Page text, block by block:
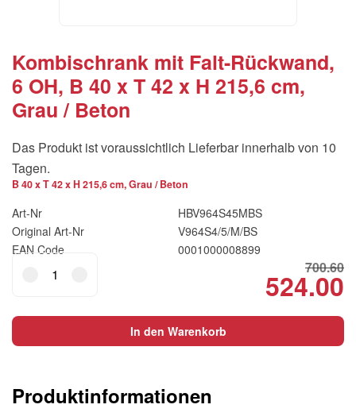
Kombischrank mit Falt-Rückwand,
6 OH, B 40 x T 42 x H 215,6 cm,
Grau / Beton
Das Produkt ist voraussichtlich Lieferbar innerhalb von 10
Tagen.
B 40 x T 42 x H 215,6 cm, Grau / Beton
Art-Nr
HBV964S45MBS
Original Art-Nr
V964S4/5/M/BS
EAN Code
0001000008899
700.60
Original
price
was:
CHF700.60.
524.00
is:
Rückwand,
6
40
In den Warenkorb
Produktinformationen